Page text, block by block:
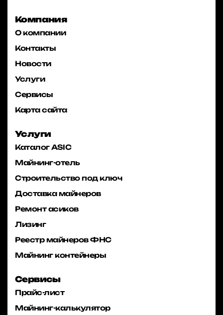
Компания
О компании
Контакты
Новости
Услуги
Сервисы
Карта сайта
Услуги
Каталог ASIC
Майнинг-отель
Строительство под ключ
Доставка майнеров
Ремонт асиков
Лизинг
Реестр майнеров ФНС
Майнинг контейнеры
Сервисы
Прайс-лист
Майнинг-калькулятор